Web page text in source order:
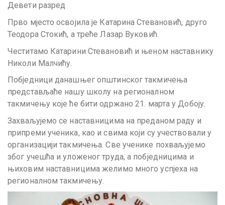
Девети разред
Прво мјесто освојила је Катарина Стевановић, друго
Теодора Стокић, а треће Лазар Вуковић.
Честитамо Катарини Стевановић и њеном наставнику
Николи Малчићу.
Побједници данашњег општинског такмичења
представљаће нашу школу на регионалном
такмичењу које ће бити одржано 21. марта у Добоју.
Захваљујемо се наставницима на преданом раду и
припреми ученика, као и свима који су учествовали у
организацији такмичења. Све ученике похваљујемо
због учешћа и уложеног труда, а побједницима и
њиховим наставницима желимо много успјеха на
регионалном такмичењу.